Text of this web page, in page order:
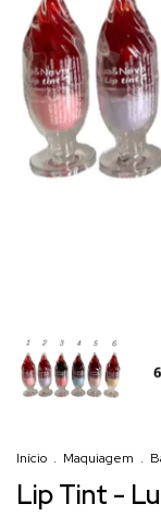
Início . Maquiagem .
Lip Tint -